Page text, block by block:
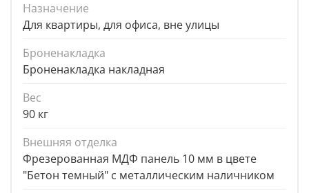
Назначение
Для квартиры, для офиса, вне улицы
Броненакладка
Броненакладка накладная
Вес
90 кг
Внешняя отделка
Фрезерованная МДФ панель 10 мм в цвете
"Бетон темный" с металлическим наличником